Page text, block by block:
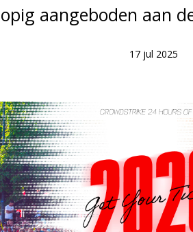
aangeboden aan
17 jul 2025